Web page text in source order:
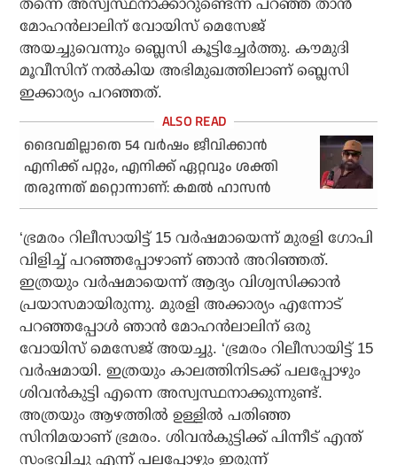
തന്നെ അസ്വസ്ഥനാക്കാറുണ്ടെന്ന് പറഞ്ഞ് താന്‍
മോഹന്‍ലാലിന് വോയിസ് മെസേജ്
അയച്ചുവെന്നും ബ്ലെസി കൂട്ടിച്ചേര്‍ത്തു. കൗമുദി
മൂവീസിന് നല്‍കിയ അഭിമുഖത്തിലാണ് ബ്ലെസി
ഇക്കാര്യം പറഞ്ഞത്.
ദൈവമില്ലാതെ 54 വര്‍ഷം ജീവിക്കാന്‍
എനിക്ക് പറ്റും, എനിക്ക് ഏറ്റവും ശക്തി
തരുന്നത് മറ്റൊന്നാണ്: കമല്‍ ഹാസന്‍
‘ഭ്രമരം റിലീസായിട്ട് 15 വര്‍ഷമായെന്ന് മുരളി ഗോപി
വിളിച്ച് പറഞ്ഞപ്പോഴാണ് ഞാന്‍ അറിഞ്ഞത്.
ഇത്രയും വര്‍ഷമായെന്ന് ആദ്യം വിശ്വസിക്കാന്‍
പ്രയാസമായിരുന്നു. മുരളി അക്കാര്യം എന്നോട്
പറഞ്ഞപ്പോള്‍ ഞാന്‍ മോഹന്‍ലാലിന് ഒരു
വോയിസ് മെസേജ് അയച്ചു. ‘ഭ്രമരം റിലീസായിട്ട് 15
വര്‍ഷമായി. ഇത്രയും കാലത്തിനിടക്ക് പലപ്പോഴും
ശിവന്‍കുട്ടി എന്നെ അസ്വസ്ഥനാക്കുന്നുണ്ട്.
അത്രയും ആഴത്തില്‍ ഉള്ളില്‍ പതിഞ്ഞ
സിനിമയാണ് ഭ്രമരം. ശിവന്‍കുട്ടിക്ക് പിന്നീട് എന്ത്
സംഭവിച്ചു എന്ന് പലപ്പോഴും ഇരുന്ന്